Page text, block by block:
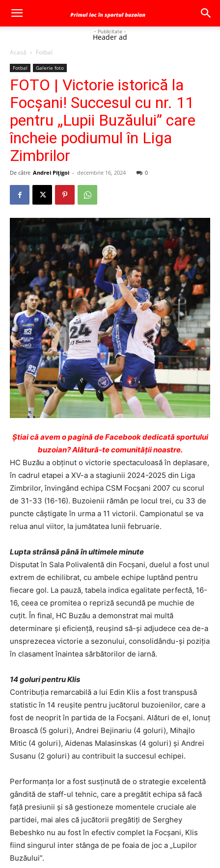
- Publicitate -
Header ad
Acasă Fotbal
Fotbal Galerie foto
FOTO | Victorie istorică la
Focșani! Succesul cu nr. 11
pentru „Lupii Buzăului” care
încheie podiumul în Liga
Zimbrilor
De către Andrei Pițigoi - decembrie 16, 2024 0
Ştiai că avem o pagină de Facebook dedicată sportului
buzoian? Alătură-te comunității noastre.
HC Buzău a obținut o victorie spectaculoasă în deplasare,
în cadrul etapei a XV-a a stagiunii 2024-2025 din Liga
Zimbrilor, învingând echipa CSM Focșani 2007 cu scorul
de 31-33 (16-16). Buzoienii rămân pe locul trei, cu 33 de
puncte câștigate în urma a 11 victorii. Campionatul se va
relua anul viitor, la jumătatea lunii februarie.
Lupta strânsă până în ultimele minute
Disputat în Sala Polivalentă din Focșani, duelul a fost unul
extrem de echilibrat, cu ambele echipe luptând pentru
fiecare gol. La pauză, tabela indica egalitate perfectă, 16-
16, ceea ce promitea o repriză secundă pe muchie de
cuțit. În final, HC Buzău a demonstrat mai multă
determinare și eficiență, reușind să-și adjudece cea de-a
unsprezecea victorie a sezonului, consolidându-și poziția
în clasament înaintea sărbătorilor de iarnă.
14 goluri pentru Klis
Contribuția remarcabilă a lui Edin Klis a fost transpusă
statistic în 14 reușite pentru jucătorul buzoienilor, care a
fost de neoprit în partida de la Focșani. Alături de el, Ionuț
Broască (5 goluri), Andrei Bejinariu (4 goluri), Mihajlo
Mitic (4 goluri), Aidenas Malasinskas (4 goluri) și Andrei
Susanu (2 goluri) au contribuit la succesul echipei.
Performanța lor a fost susținută de o strategie excelentă
gândită de staff-ul tehnic, care a pregătit echipa să facă
față presiunii și să gestioneze momentele cruciale ale
partidei, mai ales că jucătorii pregătiți de Serghey
Bebeshko nu au fost în efectiv complet la Focșani, Klis
fiind singurul inter stânga de pe foaia de joc a „Lupilor
Buzăului”.